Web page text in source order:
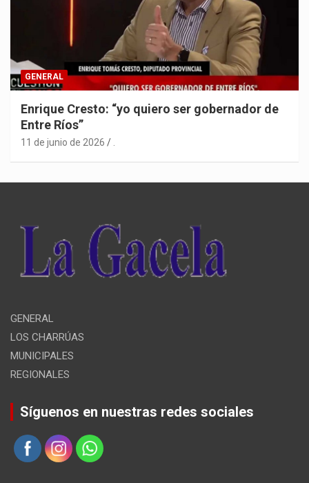
GENERAL
Enrique Cresto: “yo quiero ser gobernador de
Entre Ríos”
11 de junio de 2026
GENERAL
LOS CHARRÚAS
MUNICIPALES
REGIONALES
Síguenos en nuestras redes sociales